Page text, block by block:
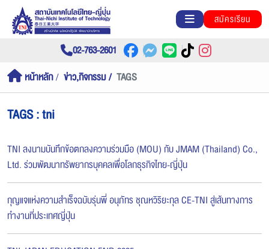
สมัครเรียน
02-763-2601
หน้าหลัก ข่าว,กิจกรรม TAGS
TAGS : tni
TNI ลงนามบันทึกข้อตกลงความร่วมมือ (MOU) กับ JMAM (Thailand) Co.,
Ltd. ร่วมพัฒนาทรัพยากรบุคคลเพื่อโลกธุรกิจไทย-ญี่ปุ่น
กุญแจแห่งความสำเร็จฉบับรุ่นพี่ อนุภัทร ชุณหวิริยะกุล CE-TNI สู่เส้นทางการ
ทำงานที่ประเทศญี่ปุ่น